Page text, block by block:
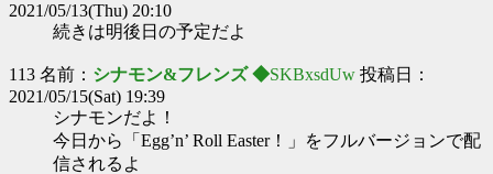
2021/05/13(Thu) 20:10
続きは明後日の予定だよ
113 名前： シナモン&フレンズ ◆SKBxsdUw 投稿日：
2021/05/15(Sat) 19:39
シナモンだよ！
今日から「Egg’n’ Roll Easter！」をフルバージョンで配
信されるよ